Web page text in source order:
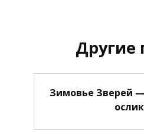
Другие
Зимовье Зверей